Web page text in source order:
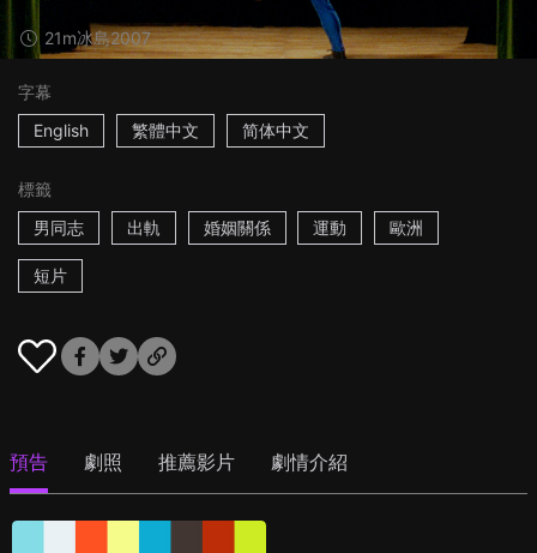
21m冰島2007
字幕
English
繁體中文 简体中文
標籤
男同志
出軌 婚姻關係 運動 歐洲
短片
預告 劇照 推薦影片 劇情介紹